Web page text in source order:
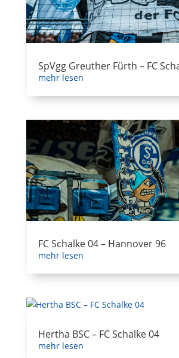
SpVgg Greuther Fürth – FC
mehr lesen
FC Schalke 04 – Hannover 96
mehr lesen
Hertha BSC – FC Schalke 04
mehr lesen